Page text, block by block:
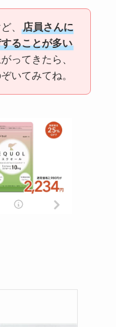
、
店員さんに
ることが多い
ってきたら、
いてみてね。